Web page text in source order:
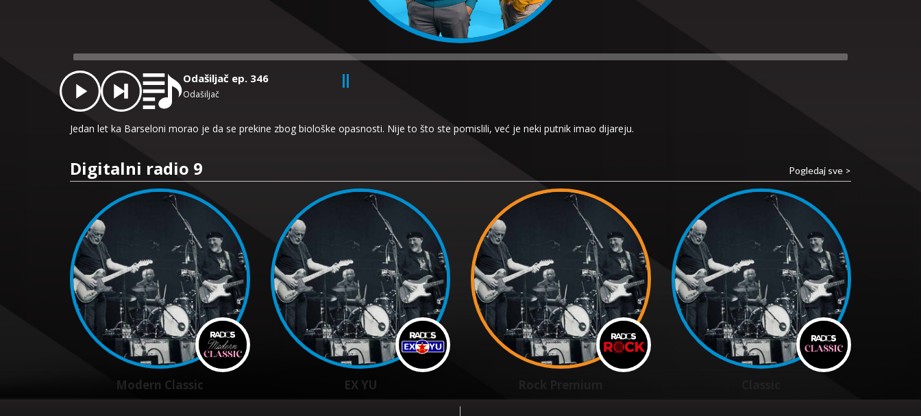
Player
Odašiljač ep. 346
Odašiljač
Jedan let ka Barseloni morao je da se prekine zbog biološke opasnosti. Nije to što ste pomislili, već je neki putnik imao dijareju.
Digitalni radio 9 Pogledaj sve >
Modern Classic EX YU